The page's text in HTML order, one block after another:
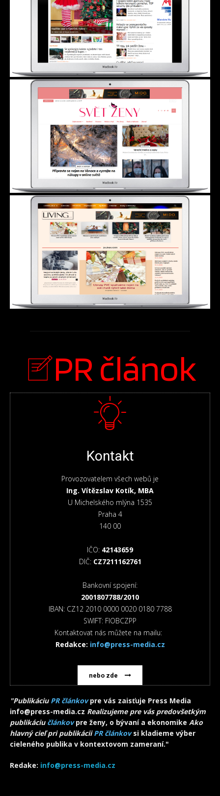
PR článok
Kontakt
Provozovatelem všech webů je
Ing. Vítězslav Kotík, MBA
U Michelského mlýna 1535
Praha 4
140 00
IČO: 42143659
DIČ: CZ7211162761
Bankovní spojení:
2001807788/2010
IBAN: CZ12 2010 0000 0020 0180 7788
SWIFT: FIOBCZPP
Kontaktovat nás můžete na mailu:
Redakce: info@press-media.cz
nebo zde
"Publikáciu PR článkovpre vás zaisťuje Press Media
info@press-media.cz Realizujeme pre vás predovšetkým
publikáciu článkovpre ženy, o bývaní a ekonomike Ako
hlavný cieľ pri publikáciiPR článkovsi kladieme výber
cieleného publika v kontextovom zameraní."
Redake: info@press-media.cz